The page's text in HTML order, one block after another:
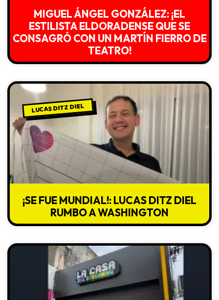
MIGUEL ÁNGEL GONZÁLEZ: ¡EL
ESTILISTA ELDORADENSE QUE SE
CONSAGRÓ CON UN MARTÍN FIERRO DE
TEATRO!
LUCAS DITZ DIEL
¡SE FUE MUNDIAL!: LUCAS DITZ DIEL
RUMBO A WASHINGTON